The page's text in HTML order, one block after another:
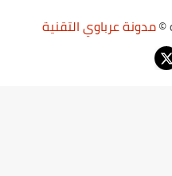
مدونة عرباوي التقنية